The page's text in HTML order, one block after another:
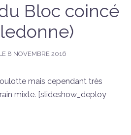
Bloc coincé
8 NOVEMBRE 2016
mais cependant très
mixte. [slideshow_deploy